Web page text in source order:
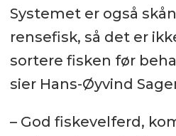
Systemet er også
rensefisk, så det er
sortere fisken før
sier Hans-Øyvind
– God fiskevelferd,